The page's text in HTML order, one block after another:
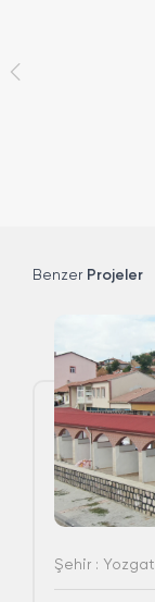
Benzer Projeler
Şehir : Yozgat